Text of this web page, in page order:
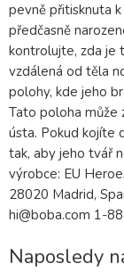
pevně přitisknuta
předčasně
kontrolujte, zda je
vzdálená od těla
polohy, kde jeho
Tato poloha může
ústa. Pokud kojíte
tak, aby jeho tvář
výrobce: EU
28020 Madrid,
hi@boba.com 1-
Naposledy